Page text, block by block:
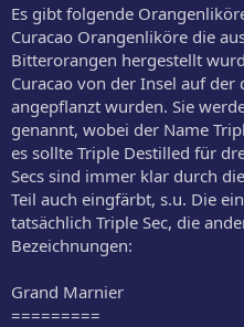
Es gibt folgende
Curacao Orangenliköre die
Bitterorangen hergestellt
Curacao von der Insel auf der
angepflanzt wurden. Sie
genannt, wobei der Name
es sollte Triple Destilled für
Secs sind immer klar durch
Teil auch eingfärbt, s.u. Die
tatsächlich Triple Sec, die
Bezeichnungen:
Grand Marnier
=========